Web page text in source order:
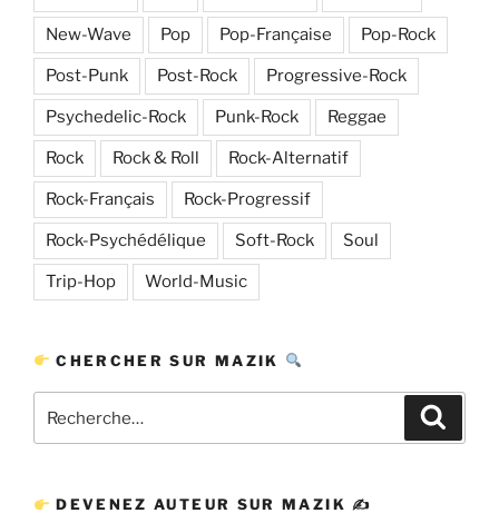
New-Wave Pop Pop-Française Pop-Rock
Post-Punk Post-Rock Progressive-Rock
Psychedelic-Rock Punk-Rock Reggae
Rock Rock & Roll Rock-Alternatif
Rock-Français Rock-Progressif
Rock-Psychédélique Soft-Rock Soul
Trip-Hop World-Music
CHERCHER SUR MAZIK
pour
DEVENEZ AUTEUR SUR MAZIK ✍